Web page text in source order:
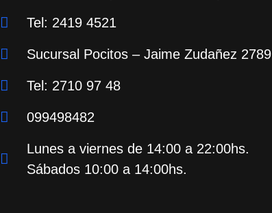
Tel: 2419 4521
Sucursal Pocitos – Jaime Zudañez 2789
Tel: 2710 97 48
099498482
Lunes a viernes de 14:00 a 22:00hs.
Sábados 10:00 a 14:00hs.